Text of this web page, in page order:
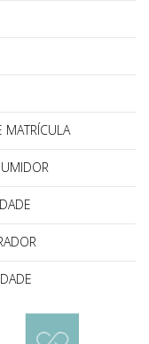
MATRÍCULA